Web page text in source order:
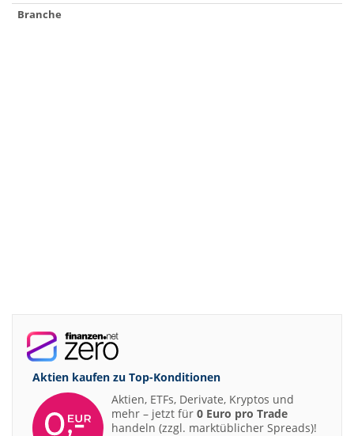
Branche
Aktien kaufen zu Top-Konditionen
Aktien, ETFs, Derivate, Kryptos und
mehr – jetzt für 0 Euro pro Trade
handeln (zzgl. marktüblicher Spreads)!